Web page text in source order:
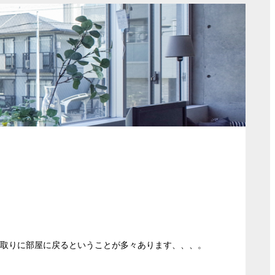
に部屋に戻るということが多々あります、、、。